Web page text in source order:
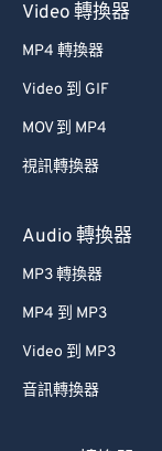
Video 轉換器
MP4 轉換器
Video 到 GIF
MOV 到 MP4
視訊轉換器
Audio 轉換器
MP3 轉換器
MP4 到 MP3
Video 到 MP3
音訊轉換器